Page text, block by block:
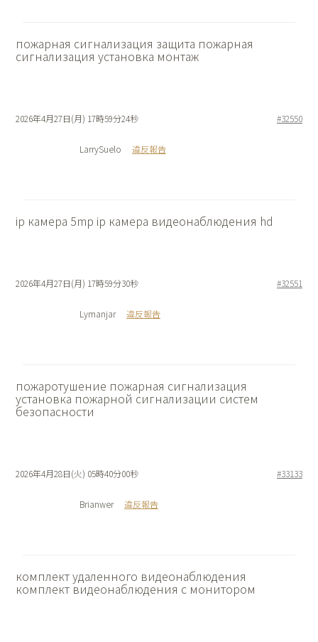
пожарная сигнализация защита пожарная
сигнализация установка монтаж
2026年4月27日(月) 17時59分24秒 #32550
LarrySuelo 違反報告
ip камера 5mp ip камера видеонаблюдения hd
2026年4月27日(月) 17時59分30秒 #32551
Lymanjar 違反報告
пожаротушение пожарная сигнализация
установка пожарной сигнализации систем
безопасности
2026年4月28日(火) 05時40分00秒 #33133
Brianwer 違反報告
комплект удаленного видеонаблюдения
комплект видеонаблюдения с монитором